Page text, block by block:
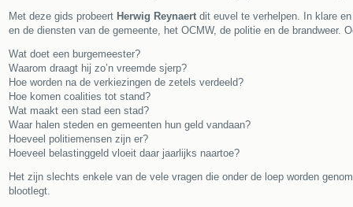
Met deze gids probeert Herwig Reynaert dit euvel te verhelpen. In klare
en de diensten van de gemeente, het OCMW, de politie en de brandweer.
Wat doet een burgemeester?
Waarom draagt hij zo’n vreemde sjerp?
Hoe worden na de verkiezingen de zetels verdeeld?
Hoe komen coalities tot stand?
Wat maakt een stad een stad?
Waar halen steden en gemeenten hun geld vandaan?
Hoeveel politiemensen zijn er?
Hoeveel belastinggeld vloeit daar jaarlijks naartoe?
Het zijn slechts enkele van de vele vragen die onder de loep worden
blootlegt.